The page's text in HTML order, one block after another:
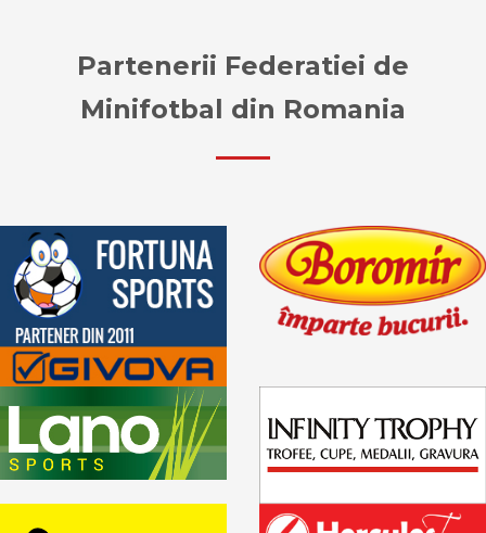
Partenerii Federatiei de
Minifotbal din Romania